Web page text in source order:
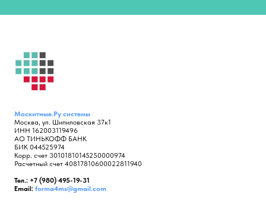
Москитные.Ру системы
Москва, ул. Шипиловская 37к1
ИНН 162003119496
АО ТИНЬКОФФ БАНК
БИК 044525974
Корр. счет 30101810145250000974
Расчетный счет 40817810600022811940
Тел.: +7 (980) 495-19-31
Email: forma4ms@gmail.com